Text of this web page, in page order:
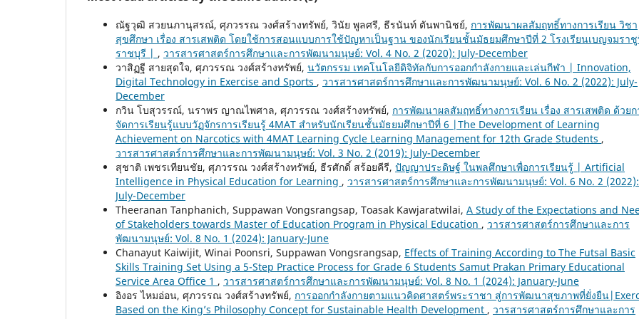
ณัฐวุฒิ สวยนภานุสรณ์, ศุภวรรณ วงศ์สร้างทรัพย์, วินัย พูลศรี, ธีรนันท์ ตันพานิชย์, การพัฒนาผลสัมฤทธิ์ทางการเรียน วิชา
สุขศึกษา เรื่อง สารเสพติด โดยใช้การสอนแบบการใช้ปัญหาเป็นฐาน ของนักเรียนชั้นมัธยมศึกษาปีที่ 2 โรงเรียนเบญจมรา
ราชบุรี | , วารสารศาสตร์การศึกษาและการพัฒนามนุษย์: Vol. 4 No. 2 (2020): July-December
วาสิฏฐี สายสุดใจ, ศุภวรรณ วงศ์สร้างทรัพย์, นวัตกรรม เทคโนโลยีดิจิทัลกับการออกกำลังกายและเล่นกีฬา | Innovation,
Digital Technology in Exercise and Sports , วารสารศาสตร์การศึกษาและการพัฒนามนุษย์: Vol. 6 No. 2 (2022): July-
December
กวิน โบสุวรรณ์, นราพร ญาณไพศาล, ศุภวรรณ วงศ์สร้างทรัพย์, การพัฒนาผลสัมฤทธิ์ทางการเรียน เรื่อง สารเสพติด ด้วยก
จัดการเรียนรู้แบบวัฏจักรการเรียนรู้ 4MAT สำหรับนักเรียนชั้นมัธยมศึกษาปีที่ 6 |The Development of Learning
Achievement on Narcotics with 4MAT Learning Cycle Learning Management for 12th Grade Students ,
วารสารศาสตร์การศึกษาและการพัฒนามนุษย์: Vol. 3 No. 2 (2019): July-December
สุชาติ เพชรเทียนชัย, ศุภวรรณ วงศ์สร้างทรัพย์, ธีรศักดิ์ สร้อยคีรี, ปัญญาประดิษฐ์ ในพลศึกษาเพื่อการเรียนรู้ | Artificial
Intelligence in Physical Education for Learning , วารสารศาสตร์การศึกษาและการพัฒนามนุษย์: Vol. 6 No. 2 (2022):
July-December
Theeranan Tanphanich, Suppawan Vongsrangsap, Toasak Kawjaratwilai, A Study of the Expectations and
of Stakeholders towards Master of Education Program in Physical Education , วารสารศาสตร์การศึกษาและการ
พัฒนามนุษย์: Vol. 8 No. 1 (2024): January-June
Chanayut Kaiwijit, Winai Poonsri, Suppawan Vongsrangsap, Effects of Training According to The Futsal Basic
Skills Training Set Using a 5-Step Practice Process for Grade 6 Students Samut Prakan Primary Educational
Service Area Office 1 , วารสารศาสตร์การศึกษาและการพัฒนามนุษย์: Vol. 8 No. 1 (2024): January-June
อิงอร ไหมอ่อน, ศุภวรรณ วงศ์สร้างทรัพย์, การออกกำลังกายตามแนวคิดศาสตร์พระราชา สู่การพัฒนาสุขภาพที่ยั่งยืน
Based on the King’s Philosophy Concept for Sustainable Health Development , วารสารศาสตร์การศึกษาและการ